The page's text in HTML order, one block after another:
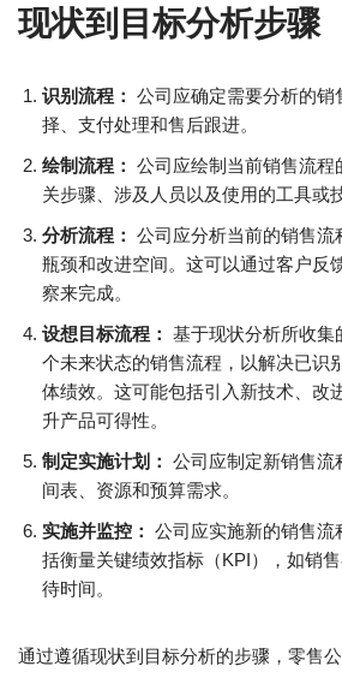
现状到目标分析步骤
识别流程： 公司应确定需要分析的销
择、支付处理和售后跟进。
绘制流程： 公司应绘制当前销售流程
关步骤、涉及人员以及使用的工具或
分析流程： 公司应分析当前的销售流
瓶颈和改进空间。这可以通过客户反
察来完成。
设想目标流程： 基于现状分析所收集
个未来状态的销售流程，以解决已识
体绩效。这可能包括引入新技术、改
升产品可得性。
制定实施计划： 公司应制定新销售流
间表、资源和预算需求。
实施并监控： 公司应实施新的销售
括衡量关键绩效指标（KPI），如销
待时间。
通过遵循现状到目标分析的步骤，零售